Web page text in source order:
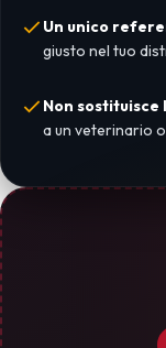
Un unico
giusto nel tuo
Non
a un veterinario